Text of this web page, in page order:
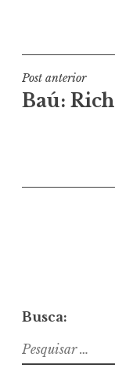
Navegação
de
Post anterior
Baú:
Busca:
Pesquisar
por: